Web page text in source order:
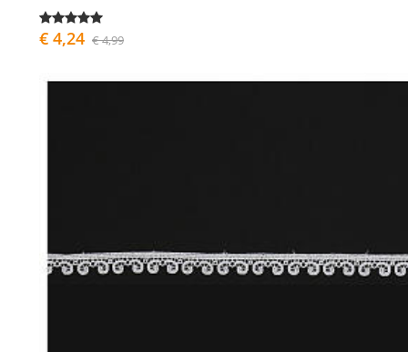
€ 4,24 € 4,99